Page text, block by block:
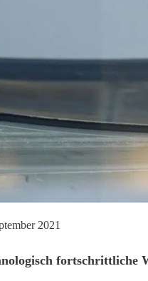
2021
fortschrittliche